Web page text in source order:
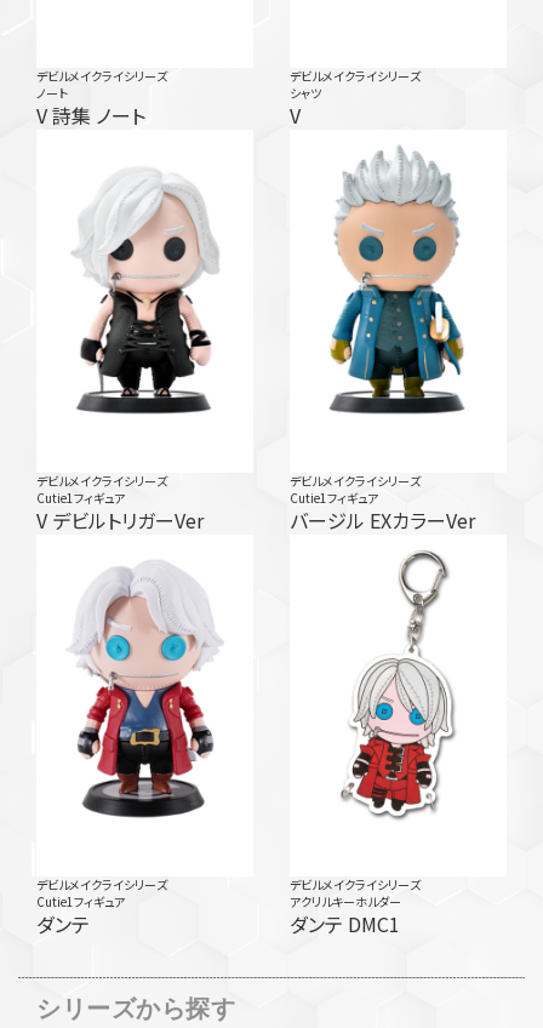
デビルメイクライシリーズ
ノート
V 詩集 ノート
デビルメイクライシリーズ
シャツ
V
デビルメイクライシリーズ
Cutie1フィギュア
V デビルトリガーVer
デビルメイクライシリーズ
Cutie1フィギュア
バージル EXカラーVer
デビルメイクライシリーズ
Cutie1フィギュア
ダンテ
デビルメイクライシリーズ
アクリルキーホルダー
ダンテ DMC1
シリーズから探す